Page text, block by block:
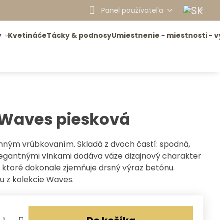
Panel používateľa
KvetináčeTácky & podnosyUmiestnenie - miestnosti -
piesková
vrúbkovaním. Skladá z dvoch častí: spodná,
vlnkami dodáva váze dizajnový charakter
dokonale zjemňuje drsný výraz betónu.
z kolekcie Waves.